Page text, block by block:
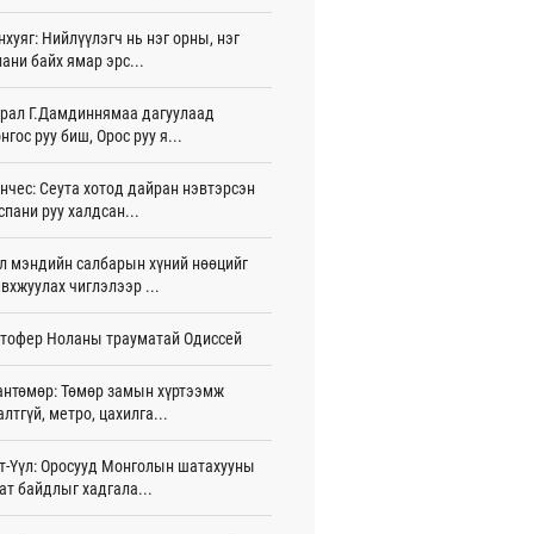
шигшээ баг Азийн наадам-д
бэлтгэлээ хангаж байна
цаг 54 мин
өөрчлөгдсөөр байна
цаг 9 мин
15-наас улсын дугаарын тэгш,
хорооллын арын замыг өнөөдөр
цагаас хаана
цаг 3 мин
дизель түлшний онцгой албан
тэглэлээ
15 цаг 58 мин
гүнж Евгени гурав дахь хүүхдээ
авлаа
15 цаг 50 мин
Нийлүүлэгч нь нэг орны, нэг
байх ямар эрс...
Г.Дамдиннямаа дагуулаад
руу биш, Орос руу я...
Сеута хотод дайран нэвтэрсэн
руу халдсан...
мэндийн салбарын хүний нөөцийг
чиглэлээр ...
Ноланы трауматай Одиссей
Төмөр замын хүртээмж
метро, цахилга...
Үүл: Оросууд Монголын шатахууны
байдлыг хадгала...